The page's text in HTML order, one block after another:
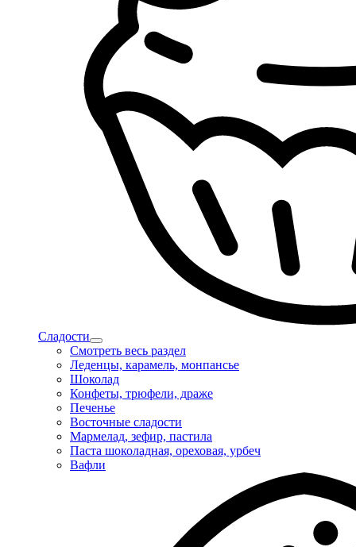
Сладости
Смотреть весь раздел
Леденцы, карамель, монпансье
Шоколад
Конфеты, трюфели, драже
Печенье
Восточные сладости
Мармелад, зефир, пастила
Паста шоколадная, ореховая, урбеч
Вафли